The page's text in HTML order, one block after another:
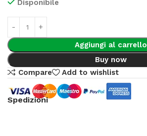
Disponibile
Aggiungi al carrello
Buy now
Compare
Add to wishlist
Spedizioni